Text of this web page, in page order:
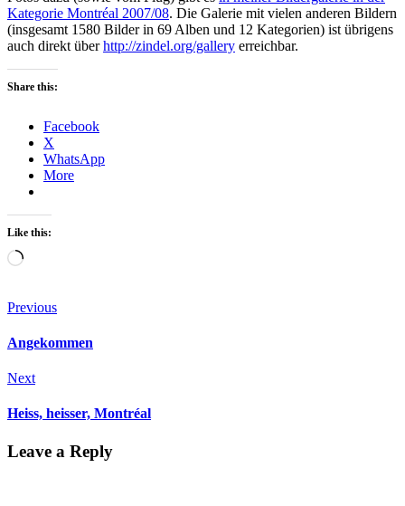
Kategorie Montréal 2007/08. Die Galerie mit vielen anderen Bildern
(insgesamt 1580 Bilder in 69 Alben und 12 Kategorien) ist übrigens
auch direkt überhttp://zindel.org/gallery erreichbar.
Share this:
Facebook
X
WhatsApp
More
Like this:
Loading…
Beitragsnavigation
Previous
Angekommen
Next
Heiss, heisser, Montréal
Leave a Reply